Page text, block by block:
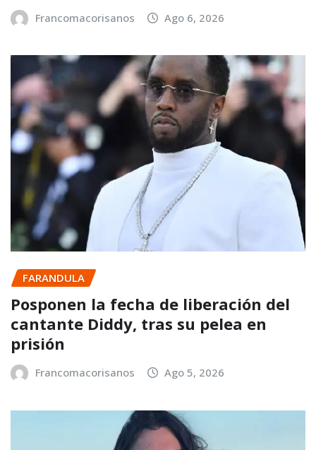
Francomacorisanos Ago 6, 2026
FARANDULA
Posponen la fecha de liberación del
cantante Diddy, tras su pelea en
prisión
Francomacorisanos Ago 5, 2026